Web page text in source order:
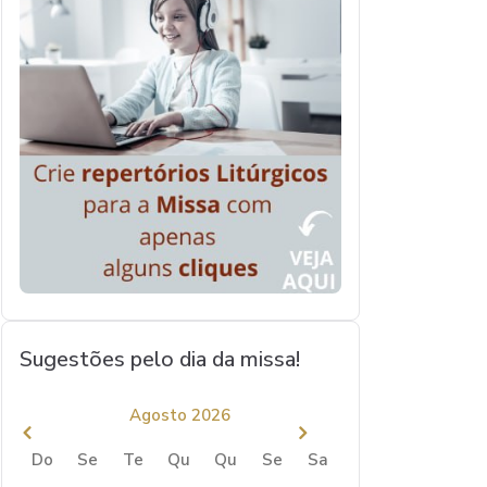
Sugestões pelo dia da missa!
Agosto 2026
Do Se Te Qu Qu Se Sa